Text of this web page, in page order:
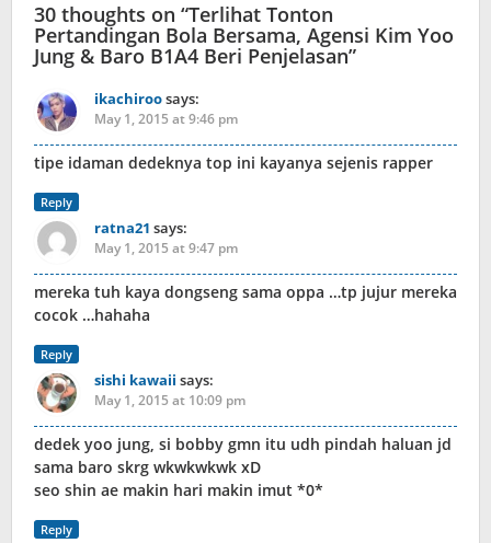
30 thoughts on “Terlihat Tonton
Pertandingan Bola Bersama, Agensi Kim Yoo
Jung & Baro B1A4 Beri Penjelasan”
ikachiroosays:
May 1, 2015 at 9:46 pm
tipe idaman dedeknya top ini kayanya sejenis rapper
Reply
ratna21 says:
May 1, 2015 at 9:47 pm
mereka tuh kaya dongseng sama oppa …tp jujur mereka
cocok …hahaha
Reply
sishi kawaii says:
May 1, 2015 at 10:09 pm
dedek yoo jung, si bobby gmn itu udh pindah haluan jd
sama baro skrg wkwkwkwk xD
seo shin ae makin hari makin imut *0*
Reply